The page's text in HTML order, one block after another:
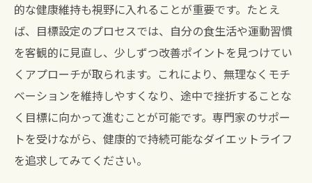
的な健康維持も視野に入れることが重要です。たとえ
ば、目標設定のプロセスでは、自分の食生活や運動習慣
を客観的に見直し、少しずつ改善ポイントを見つけてい
くアプローチが取られます。これにより、無理なくモチ
ベーションを維持しやすくなり、途中で挫折することな
く目標に向かって進むことが可能です。専門家のサポー
トを受けながら、健康的で持続可能なダイエットライフ
を追求してみてください。